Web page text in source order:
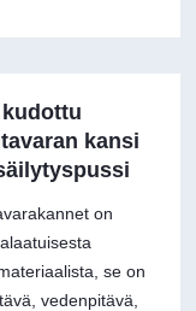
kansi
on
se on
vedenpitävä,